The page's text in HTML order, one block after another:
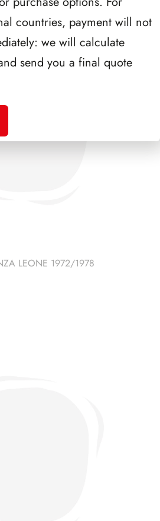
LEONE 1972/1978
countries, payment will not
we will calculate
send you a final quote